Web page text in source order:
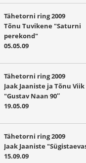
Tähetorni ring 2009
Tõnu Tuvikene "Saturni
perekond"
05.05.09
Tähetorni ring 2009
Jaak Jaaniste ja Tõnu Viik
"Gustav Naan 90″
19.05.09
Tähetorni ring 2009
Jaak Jaaniste
15.09.09